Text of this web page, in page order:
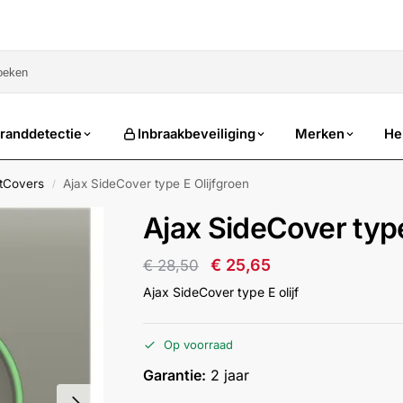
Inbraakbeveiliging Merken
/ Ajax SideCover type E Olijfgroen
Ajax SideCover
€28,50 € 25,65
Ajax SideCover type E olijf
Op voorraad
Garantie: 2 jaar